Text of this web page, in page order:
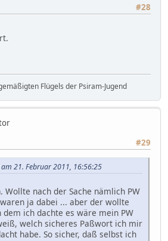
#28
Flügels der Psiram-Jugend
#29
21. Februar 2011, 16:56:25
Wollte nach der Sache nämlich PW
ja dabei ... aber der wollte
dem ich dachte es wäre mein PW
welch sicheres Paßwort ich mir
habe. So sicher, daß selbst ich